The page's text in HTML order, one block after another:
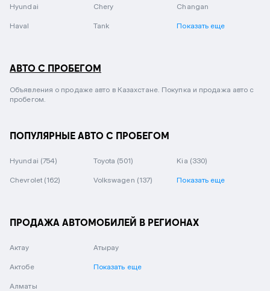
Hyundai Chery Changan
Haval Tank Показать еще
АВТО С ПРОБЕГОМ
Объявления о продаже авто в Казахстане. Покупка и продажа авто с
пробегом.
ПОПУЛЯРНЫЕ АВТО С ПРОБЕГОМ
Hyundai (754) Toyota (501) Kia (330)
Chevrolet (162) Volkswagen (137) Показать еще
ПРОДАЖА АВТОМОБИЛЕЙ В РЕГИОНАХ
Актау
Актобе
Алматы
Атырау
Показать еще